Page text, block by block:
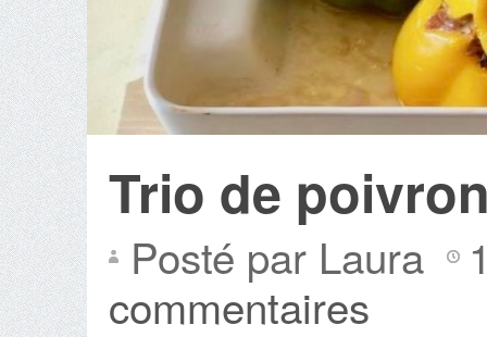
Trio de
Posté par Laura
commentaires